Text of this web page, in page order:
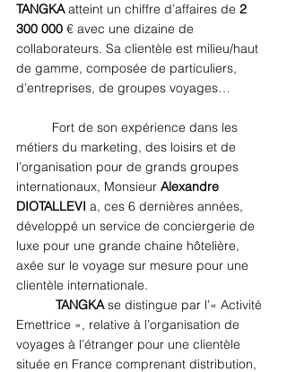
TANGKA atteint un chiffre d’affaires de 2
300 000 € avec une dizaine de
collaborateurs. Sa clientèle est milieu/haut
de gamme, composée de particuliers,
d’entreprises, de groupes voyages…
Fort de son expérience dans les
métiers du marketing, des loisirs et de
l’organisation pour de grands groupes
internationaux, Monsieur Alexandre
DIOTALLEVI a, ces 6 dernières années,
développé un service de conciergerie de
luxe pour une grande chaine hôtelière,
axée sur le voyage sur mesure pour une
clientèle internationale.
TANGKA se distingue par l’« Activité
Emettrice », relative à l’organisation de
voyages à l’étranger pour une clientèle
située en France comprenant distribution,